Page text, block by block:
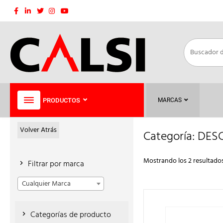
Saltar
PRODUCTOS MARCAS
Categoría:
Mostrando los 2
Volver Atrás
Filtrar por marca
Cualquier Marca
Categorías de producto